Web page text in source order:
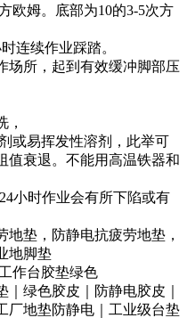
欧姆。底部为10的3-5次方
连续作业踩踏。
场所，起到有效缓冲脚部压
，
或易挥发性溶剂，此举可
值衰退。不能用高温铁器和
小时作业会有所下陷或有
垫，防静电抗疲劳地垫，
地脚垫
作台胶垫绿色
绿色胶皮｜防静电胶皮｜
厂地垫防静电｜工业级台垫